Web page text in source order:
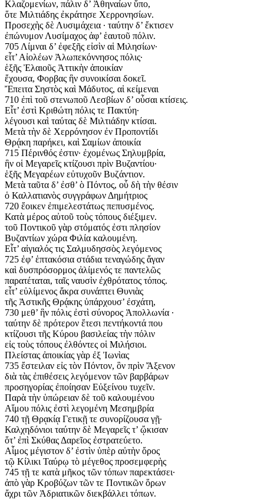
Κλαζομενίων, πάλιν δ’ Ἀθηναίων ὕπο,
ὅτε Μιλτιάδης ἐκράτησε Χερρονησίων.
Προσεχὴς δὲ Λυσιμάχεια · ταύτην δ’ ἔκτισεν
ἐπώνυμον Λυσίμαχος ἀφ’ ἑαυτοῦ πόλιν.
705 Λίμναι δ’ ἐφεξῆς εἰσὶν αἱ Μιλησίων·
εἶτ’ Αἰολέων Ἀλωπεκόννησος πόλις·
ἑξῆς Ἐλαιοῦς Ἀττικὴν ἀποικίαν
ἔχουσα, Φορβας ἣν συνοικίσαι δοκεῖ.
Ἔπειτα Σηστὸς καὶ Μάδυτος, αἱ κείμεναι
710 ἐπὶ τοῦ στενωποῦ Λεσβίων δ’ οὖσαι κτίσεις.
Εἶτ’ ἐστὶ Κριθώτη πόλις τε Πακτύη·
λέγουσι καὶ ταύτας δὲ Μιλτιάδην κτίσαι.
Μετὰ τὴν δὲ Χερρόνησον ἐν Προποντίδι
Θρᾴκη παρήκει, καὶ Σαμίων ἀποικία
715 Πέρινθός ἐστιν· ἐχομένως Σηλυμβρία,
ἣν οἱ Μεγαρεῖς κτίζουσι πρὶν Βυζαντίου·
ἑξῆς Μεγαρέων εὐτυχοῦν Βυζάντιον.
Μετὰ ταῦτα δ’ ἐσθ’ ὸ Πόντος, οὗ δὴ τὴν θέσιν
ὁ Καλλατιανὸς συγγράφων Δημήτριος
720 ἔοικεν ἐπιμελεστάτως πεπυσμένος.
Κατὰ μέρος αὐτοῦ τοὺς τόπους διέξιμεν.
τοῦ Ποντικοῦ γὰρ στόματός ἐστι πλησίον
Βυζαντίων χώρα Φιλία καλουμένη.
Εἶτ’ αἰγιαλός τις Σαλμυδησσὸς λεγόμενος
725 ἐφ’ ἑπτακόσια στάδια τεναγώδης ἄγαν
καὶ δυσπρόσορμος ἀλίμενός τε παντελῶς
παρατέταται, ταῖς ναυσὶν ἐχθρότατος τόπος.
εἶτ’ εὐλίμενος ἄκρα συνάπτει Θυνιὰς
τῆς Ἀστικῆς Θρᾴκης ὑπάρχουσ’ ἐσχάτη,
730 μεθ’ ἣν πόλις ἐστὶ σύνορος Ἀπολλωνία ·
ταύτην δὲ πρότερον ἔτεσι πεντήκοντά που
κτίζουσι τῆς Κύρου βασιλείας τὴν πόλιν
εἰς τοὺς τόπους ἐλθόντες οἱ Μιλήσιοι.
Πλείστας ἀποικίας γὰρ ἐξ Ἰωνὶας
735 ἔστειλαν εἰς τὸν Πόντον, ὃν πρὶν Ἄξενον
διὰ τὰς ἐπιθέσεις λεγόμενον τῶν βαρβάρων
προσηγορίας ἐποίησαν Εὐξείνου τυχεῖν.
Παρὰ τὴν ὑπώρειαν δὲ τοῦ καλουμένου
Αἵμου πόλις ἐστὶ λεγομένη Μεσημβρία
740 τῇ Θρᾳκίᾳ Γετικῇ τε συνορίζουσα γῇ·
Καλχηδόνιοι ταύτην δὲ Μεγαρεῖς τ’ ᾤκισαν
ὅτ’ ἐπὶ Σκύθας Δαρεῖος ἐστρατεύετο.
Αἷμος μέγιστον δ’ ἐστὶν ὑπὲρ αὐτὴν ὄρος
τῷ Κίλικι Ταύρῳ τὸ μέγεθος προσεμφερὴς
745 τῇ τε κατὰ μῆκος τῶν τόπων παρεκτάσει·
ἀπὸ γὰρ Κροβύζων τῶν τε Ποντικῶν ὅρων
ἄχρι τῶν Ἀδριατικῶν διεκβάλλει τόπων.